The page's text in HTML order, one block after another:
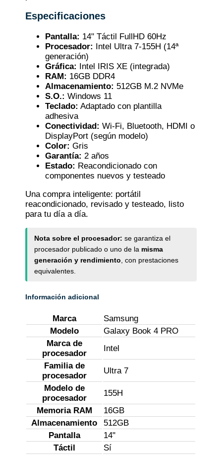
Especificaciones
Pantalla: 14" Táctil FullHD 60Hz
Procesador: Intel Ultra 7-155H (14ª
generación)
Gráfica: Intel IRIS XE (integrada)
RAM: 16GB DDR4
Almacenamiento: 512GB M.2 NVMe
S.O.: Windows 11
Teclado: Adaptado con plantilla
adhesiva
Conectividad: Wi-Fi, Bluetooth, HDMI o
DisplayPort (según modelo)
Color: Gris
Garantía: 2 años
Estado: Reacondicionado con
componentes nuevos y testeado
Una compra inteligente: portátil
reacondicionado, revisado y testeado, listo
para tu día a día.
Nota sobre el procesador: se garantiza el
procesador publicado o uno de la misma
generación y rendimiento , con prestaciones
equivalentes.
Información adicional
Marca
Samsung
Modelo
Galaxy Book 4 PRO
Marca de
procesador
Intel
Familia de
procesador
Ultra 7
Modelo de
procesador
155H
Memoria RAM
16GB
Almacenamiento
512GB
Pantalla
14"
Táctil
Sí